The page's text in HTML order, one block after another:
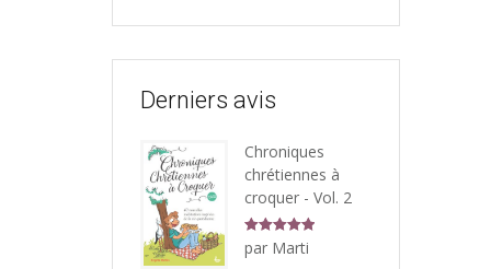
Derniers avis
Chroniques
chrétiennes à
croquer - Vol. 2
5 sur
5
par Marti